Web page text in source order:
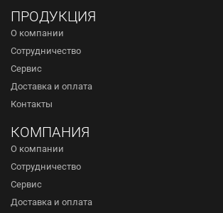
ПРОДУКЦИЯ
О компании
Сотрудничество
Сервис
Доставка и оплата
Контакты
КОМПАНИЯ
О компании
Сотрудничество
Сервис
Доставка и оплата